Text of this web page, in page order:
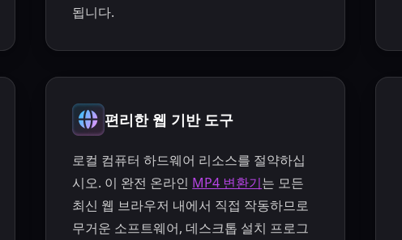
됩니다.
편리한 웹 기반 도구
로컬 컴퓨터 하드웨어 리소스를 절약하십
시오. 이 완전 온라인 MP4 변환기는 모든
최신 웹 브라우저 내에서 직접 작동하므로
무거운 소프트웨어, 데스크톱 설치 프로그